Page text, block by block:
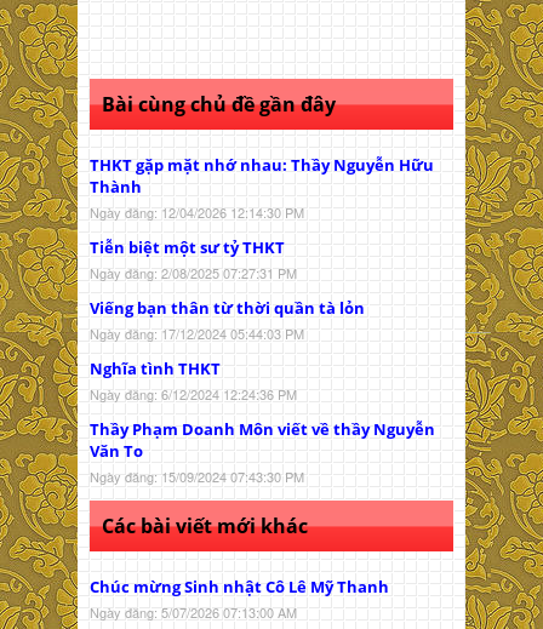
Bài cùng chủ đề gần đây
THKT gặp mặt nhớ nhau: Thầy Nguyễn Hữu
Thành
Ngày đăng: 12/04/2026 12:14:30 PM
Tiễn biệt một sư tỷ THKT
Ngày đăng: 2/08/2025 07:27:31 PM
Viếng bạn thân từ thời quần tà lỏn
Ngày đăng: 17/12/2024 05:44:03 PM
Nghĩa tình THKT
Ngày đăng: 6/12/2024 12:24:36 PM
Thầy Phạm Doanh Môn viết về thầy Nguyễn
Văn To
Ngày đăng: 15/09/2024 07:43:30 PM
Các bài viết mới khác
Chúc mừng Sinh nhật Cô Lê Mỹ Thanh
Ngày đăng: 5/07/2026 07:13:00 AM